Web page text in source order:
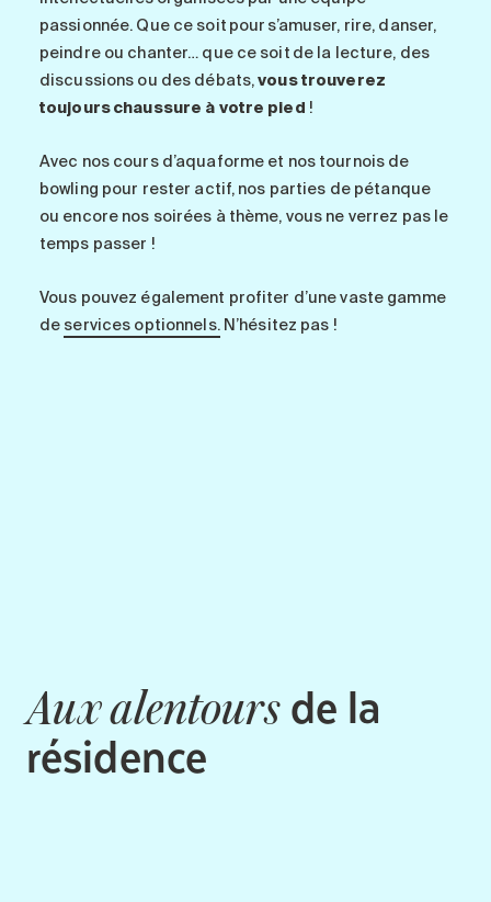
passionnée. Que ce soit pour s’amuser, rire, danser,
peindre ou chanter… que ce soit de la lecture, des
discussions ou des débats,vous trouverez
toujours chaussure à votre pied !
Avec nos cours d’aquaforme et nos tournois de
bowling pour rester actif, nos parties de pétanque
ou encore nos soirées à thème, vous ne verrez pas le
temps passer !
Vous pouvez également profiter d’une vaste gamme
de services optionnels.N’hésitez pas !
Aux alentoursde la
résidence